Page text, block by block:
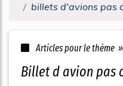
billets d'avions pas
Articles pour le thème »
billet d avion pas